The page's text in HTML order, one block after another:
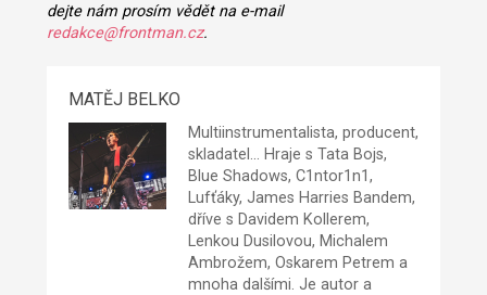
dejte nám prosím vědět na e-mail
redakce@frontman.cz.
MATĚJ BELKO
Multiinstrumentalista, producent,
skladatel... Hraje s Tata Bojs,
Blue Shadows, C1ntor1n1,
Lufťáky, James Harries Bandem,
dříve s Davidem Kollerem,
Lenkou Dusilovou, Michalem
Ambrožem, Oskarem Petrem a
mnoha dalšími. Je autor a